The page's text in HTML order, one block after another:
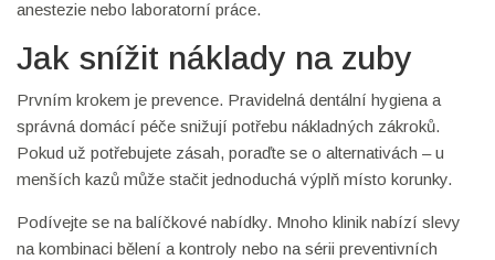
anestezie nebo laboratorní práce.
Jak snížit náklady na zuby
Prvním krokem je prevence. Pravidelná dentální hygiena a
správná domácí péče snižují potřebu nákladných zákroků.
Pokud už potřebujete zásah, poraďte se o alternativách – u
menších kazů může stačit jednoduchá výplň místo korunky.
Podívejte se na balíčkové nabídky. Mnoho klinik nabízí slevy
na kombinaci bělení a kontroly nebo na sérii preventivních